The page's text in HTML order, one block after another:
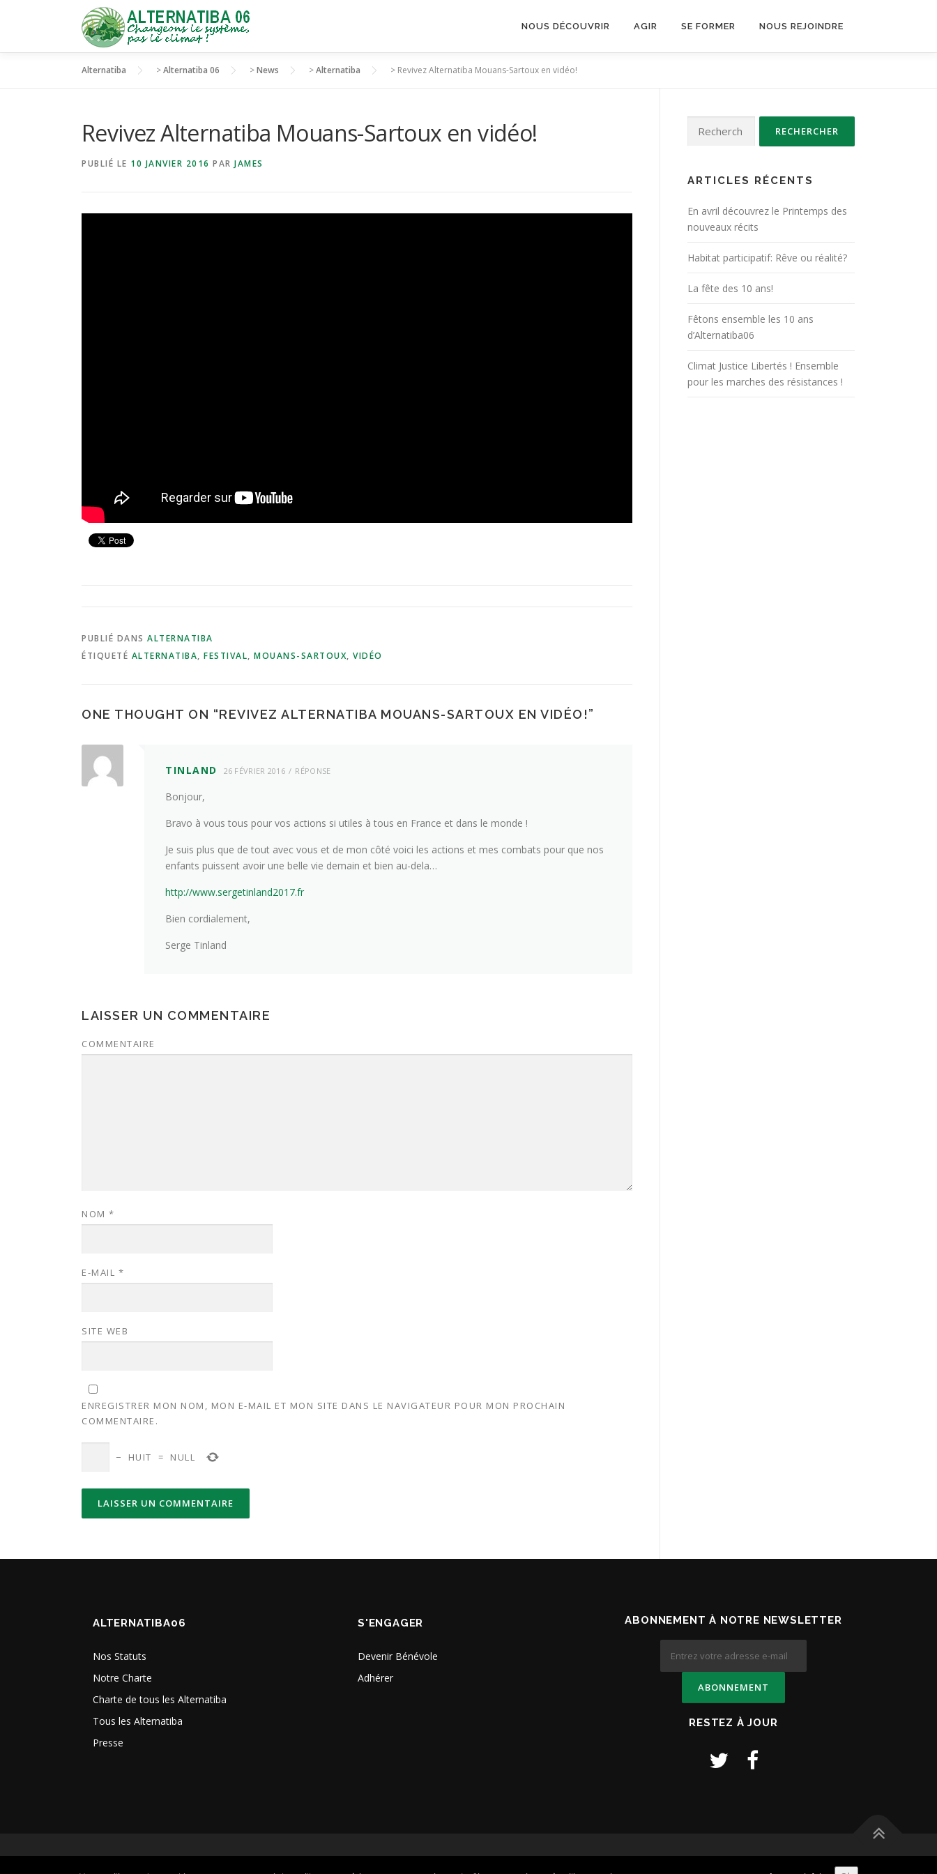
NOUS DÉCOUVRIR AGIR SE FORMER NOUS REJOINDRE
Alternatiba >Alternatiba 06 >News >Alternatiba > Revivez Alternatiba Mouans-Sartoux en vidéo!
Revivez Alternatiba Mouans-Sartoux en vidéo!
PUBLIÉ LE 10 JANVIER 2016 PAR JAMES
PUBLIÉ DANS ALTERNATIBA
ÉTIQUETÉ ALTERNATIBA, FESTIVAL, MOUANS-SARTOUX, VIDÉO
ONE THOUGHT ON “REVIVEZ ALTERNATIBA MOUANS-SARTOUX EN VIDÉO!”
TINLAND 26 FÉVRIER 2016 RÉPONSE
Bonjour,
Bravo à vous tous pour vos actions si utiles à tous en France et dans le monde !
Je suis plus que de tout avec vous et de mon côté voici les actions et mes combats pour que nos
enfants puissent avoir une belle vie demain et bien au-dela…
http://www.sergetinland2017.fr
Bien cordialement,
Serge Tinland
LAISSER UN COMMENTAIRE
COMMENTAIRE
NOM *
E-MAIL *
SITE WEB
ENREGISTRER MON NOM, MON E-MAIL ET MON SITE DANS LE NAVIGATEUR POUR MON PROCHAIN
COMMENTAIRE.
− HUIT = NULL
ARTICLES RÉCENTS
En avril découvrez le Printemps des
nouveaux récits
Habitat participatif: Rêve ou réalité?
La fête des 10 ans!
Fêtons ensemble les 10 ans
d’Alternatiba06
Climat Justice Libertés ! Ensemble
pour les marches des résistances !
ALTERNATIBA06
Nos Statuts
Notre Charte
Charte de tous les Alternatiba
Tous les Alternatiba
Presse
S'ENGAGER
Devenir Bénévole
Adhérer
ABONNEMENT À NOTRE NEWSLETTER
RESTEZ À JOUR